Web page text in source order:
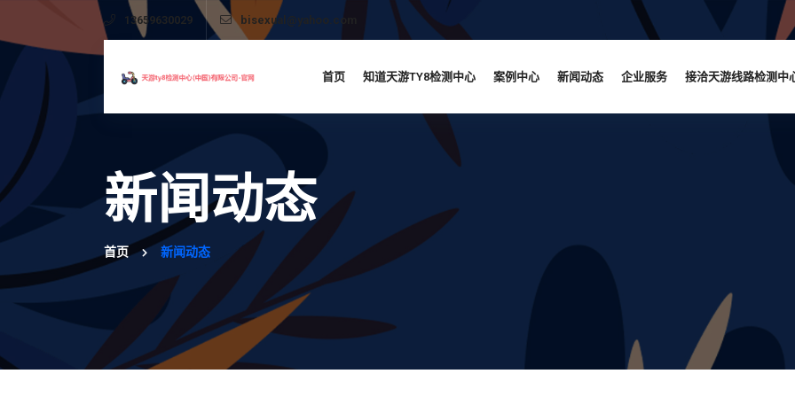
13659630029 bisexual@yahoo.com
首页 知道天游TY8检测中心 案例中心 新闻动态 企业服务 接洽天游线路检测中
新闻动态
首页 新闻动态